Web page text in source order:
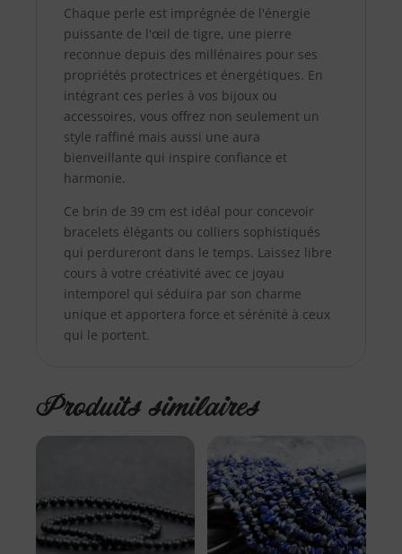
Chaque perle est imprégnée de l'énergie
puissante de l'œil de tigre, une pierre
reconnue depuis des millénaires pour ses
propriétés protectrices et énergétiques. En
intégrant ces perles à vos bijoux ou
accessoires, vous offrez non seulement un
style raffiné mais aussi une aura
bienveillante qui inspire confiance et
harmonie.
Ce brin de 39 cm est idéal pour concevoir
bracelets élégants ou colliers sophistiqués
qui perdureront dans le temps. Laissez libre
cours à votre créativité avec ce joyau
intemporel qui séduira par son charme
unique et apportera force et sérénité à ceux
qui le portent.
Produits similaires